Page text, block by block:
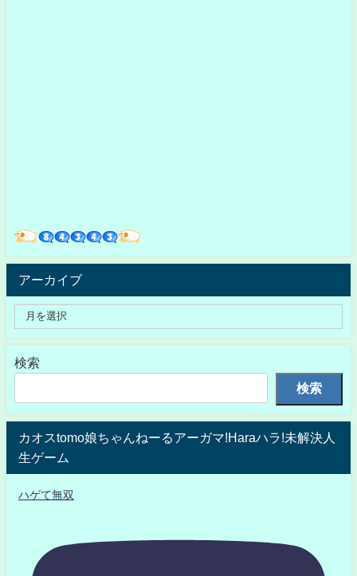
アーカイブ
検索
検索
カオスtomo娘ちゃんねーるアーガマ!Haraハラ!未解決人
生ゲーム
ハゲて無双